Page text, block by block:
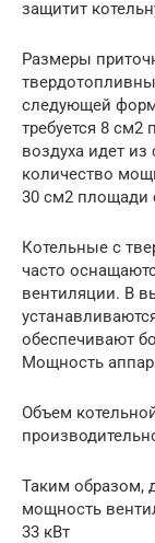
защитит
Размеры
следующей
требуется 8
воздуха идет
количество
30 см2 площади
Котельные с
часто
вентиляции. В
обеспечивают
Мощность
Объем
Таким образом,
мощность
33 кВт